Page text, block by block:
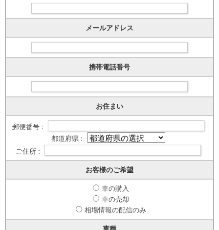
メールアドレス
携帯電話番号
お住まい
郵便番号 :
都道府県 :
ご住所 :
お客様のご希望
車の購入
車の売却
相場情報の配信のみ